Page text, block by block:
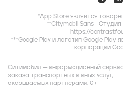
*App Store является
**Citymobil Sans - Студия
https://
***Google Play и логотип Google Play
корпорации
Ситимобил — информационный сервис
заказа транспортных и иных услуг,
оказываемых партнерами. 0+